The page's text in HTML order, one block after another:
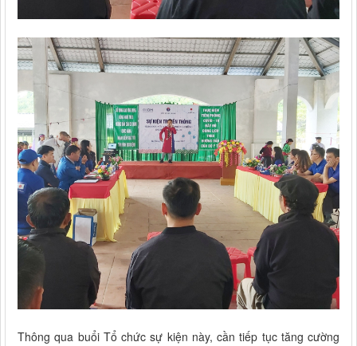
Thông qua buổi Tổ chức sự kiện này, cần tiếp tục tăng cường